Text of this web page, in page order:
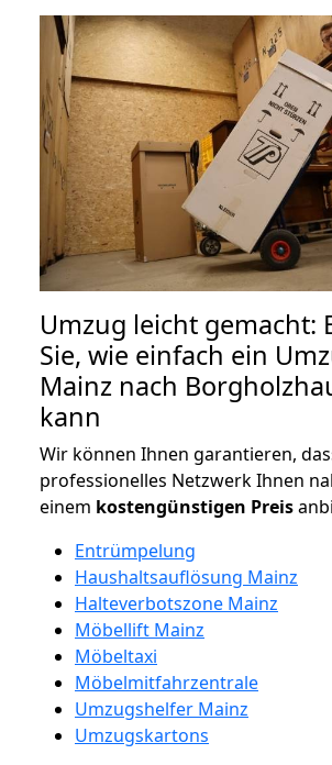
Umzug leicht gemacht:
Sie, wie einfach ein
Mainz nach
kann
Wir können Ihnen garantieren,
professionelles Netzwerk Ihnen
einem kostengünstigen Preis
Entrümpelung
Haushaltsauflösung Mainz
Halteverbotszone Mainz
Möbellift Mainz
Möbeltaxi
Möbelmitfahrzentrale
Umzugshelfer Mainz
Umzugskartons